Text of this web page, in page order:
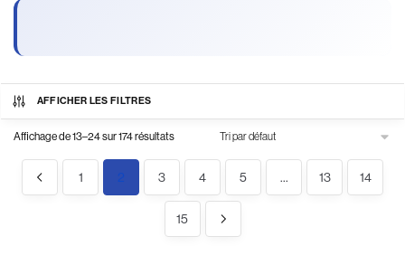
AFFICHER LES FILTRES
Affichage de 13–24 sur 174 résultats
1 2 3 4 5 … 13 14
15